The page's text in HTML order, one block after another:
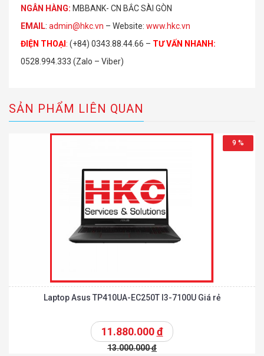
NGÂN HÀNG: MBBANK- CN BẮC SÀI GÒN
EMAIL: admin@hkc.vn – Website: www.hkc.vn
ĐIỆN THOẠI : (+84) 0343.88.44.66 – TƯ VẤN NHANH :
0528.994.333 (Zalo – Viber)
SẢN PHẨM LIÊN QUAN
9 %
Laptop Asus TP410UA-EC250T I3-7100U Giá rẻ
11.880.000đ
13.000.000đ